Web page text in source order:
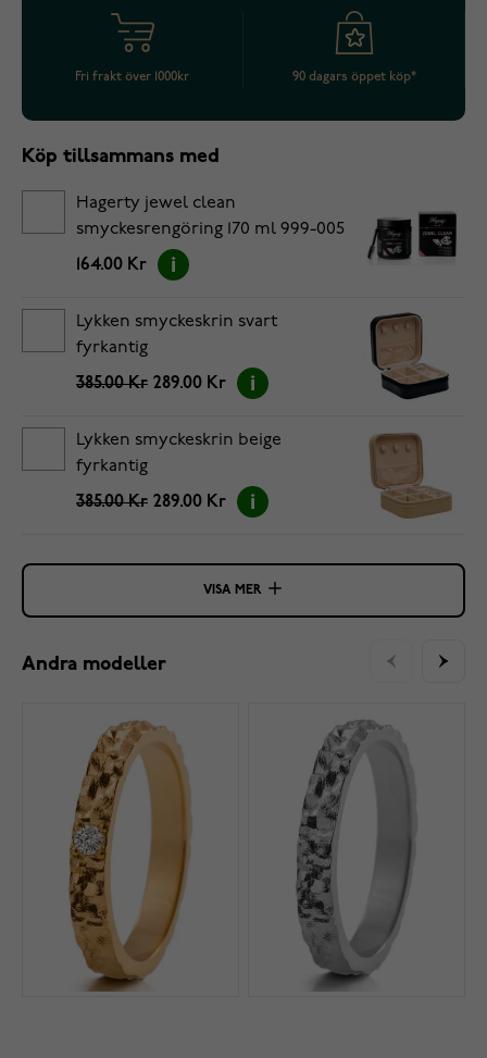
Fri frakt över 1000kr 90 dagars öppet köp*
Köp tillsammans med
Hagerty jewel clean
smyckesrengöring 170 ml 999-005
164.00 Kr
Lykken smyckeskrin svart
fyrkantig
385.00 Kr 289.00 Kr
Lykken smyckeskrin beige
fyrkantig
385.00 Kr 289.00 Kr
VISA MER
Andra modeller